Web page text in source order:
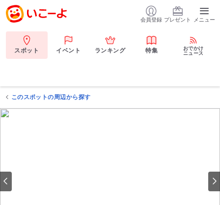
会員登録 プレゼント メニュー
スポット イベント ランキング 特集
おでかけ
ニュース
このスポットの周辺から探す